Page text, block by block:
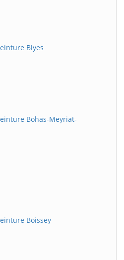
Blyes
Bohas-Meyriat-
Boissey